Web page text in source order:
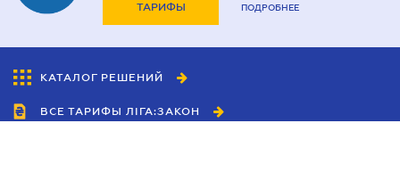
ТАРИФЫ ПОДРОБНЕЕ
КАТАЛОГ РЕШЕНИЙ
ВСЕ ТАРИФЫ ЛІГА:ЗАКОН